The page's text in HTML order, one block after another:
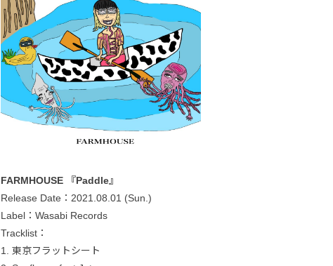
FARMHOUSE 『Paddle』
Release Date：2021.08.01 (Sun.)
Label：Wasabi Records
Tracklist：
1. 東京フラットシート